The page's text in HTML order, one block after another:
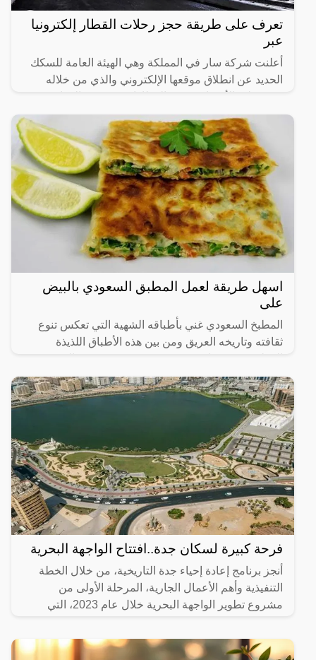
تعرف على طريقة حجز رحلات القطار إلكترونيا
عبر
أعلنت شركة سار في المملكة وهي الهيئة العامة للسكك
الحديد عن انطلاق موقعها الإلكتروني والذي من خلاله
المختلفة لها،
اسهل طريقة لعمل المطبق السعودي بالبيض
على
المطبخ السعودي غني بأطباقه الشهية التي تعكس تنوع
ثقافته وتاريخه العريق ومن بين هذه الأطباق اللذيذة
واللحم المفروم
فرحة كبيرة لسكان جدة..افتتاح الواجهة البحرية
أنجز برنامج إعادة إحياء جدة التاريخية، من خلال الخطة
التنفيذية وأهم الأعمال الجارية، المرحلة الأولى من
مشروع تطوير الواجهة البحرية خلال عام 2023، التي